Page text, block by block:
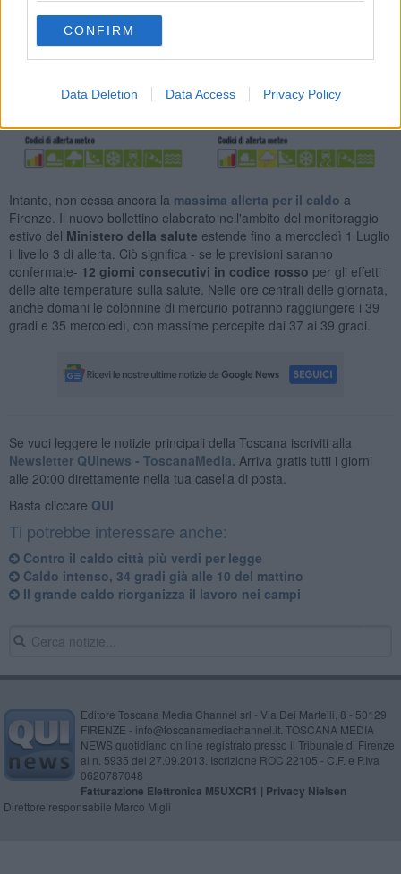
CONFIRM
Data Deletion Data Access Privacy Policy
Intanto, non cessa ancora la massima allerta per il caldo a
Firenze. Il nuovo bollettino elaborato nell'ambito del monitoraggio
estivo del Ministero della salute estende fino a mercoledì 1 Luglio
il livello 3 di allerta. Ciò significa - se le previsioni saranno
confermate- 12 giorni consecutivi in codice rosso per gli effetti
delle alte temperature sulla salute. Nelle ore centrali delle giornata,
anche domani le colonnine di mercurio potranno raggiungere i 39
gradi e 35 mercoledì, con massime percepite dai 37 ai 39 gradi.
Se vuoi leggere le notizie principali della Toscana iscriviti alla
Newsletter QUInews - ToscanaMedia. Arriva gratis tutti i giorni
alle 20:00 direttamente nella tua casella di posta.
Basta cliccare QUI
Ti potrebbe interessare anche:
Contro il caldo città più verdi per legge
Caldo intenso, 34 gradi già alle 10 del mattino
Il grande caldo riorganizza il lavoro nei campi
Editore Toscana Media Channel srl - Via Dei Martelli, 8 - 50129
FIRENZE - info@toscanamediachannel.it. TOSCANA MEDIA
NEWS quotidiano on line registrato presso il Tribunale di Firenze
al n. 5935 del 27.09.2013. Iscrizione ROC 22105 - C.F. e P.Iva
0620787048
Fatturazione Elettronica M5UXCR1 | Privacy Nielsen
Direttore responsabile Marco Migli